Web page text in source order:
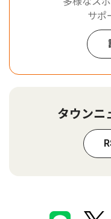
サポ
タウンニ